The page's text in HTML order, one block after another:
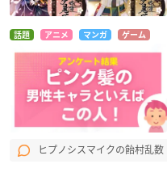
話題 アニメ マンガ ゲーム
ヒプノシスマイクの飴村乱数